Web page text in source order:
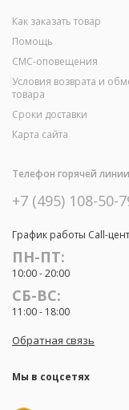
Как заказать товар
Помощь
СМС-оповещения
Условия возврата и
товара
Сроки доставки
Карта сайта
Телефон горячей линии
+7 (495) 108-50-
График работы Call-
ПН-ПТ:
10:00 - 20:00
СБ-ВС:
11:00 - 18:00
Обратная связь
Мы в соцсетях